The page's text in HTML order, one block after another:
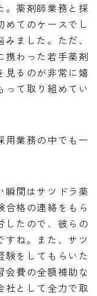
。薬剤師業務と採
めてのケースでし
ました。ただ、
携わった若手薬剤
見るのが非常に嬉
って取り組めてい
用業務の中でも一
瞬間はサツドラ薬
格の連絡をもら
したので、彼らの
すね。また、サツ
験をしてもらいた
会費の全額補助な
社として全力で取